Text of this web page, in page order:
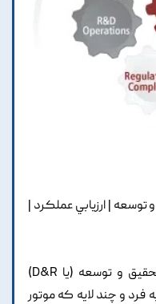
| ارزيابي عملکرد |
تحقيقات سازمان يافته که به عنوان تحقيق و توسعه (يا D&R)
و چند لايه که موتور